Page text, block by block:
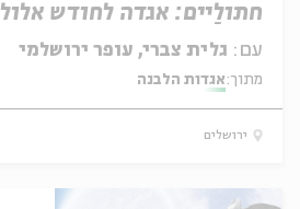
חתולַיים: אגדה לחודש אלול
עם:
מתוך: אגדות הלבנה
ירושלים